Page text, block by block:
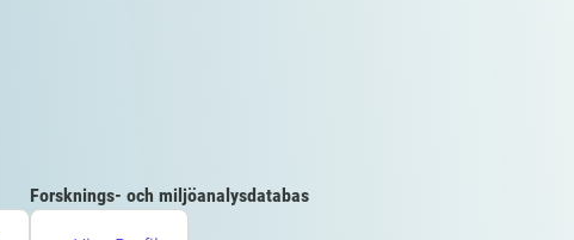
Forsknings- och miljöanalysdatabas